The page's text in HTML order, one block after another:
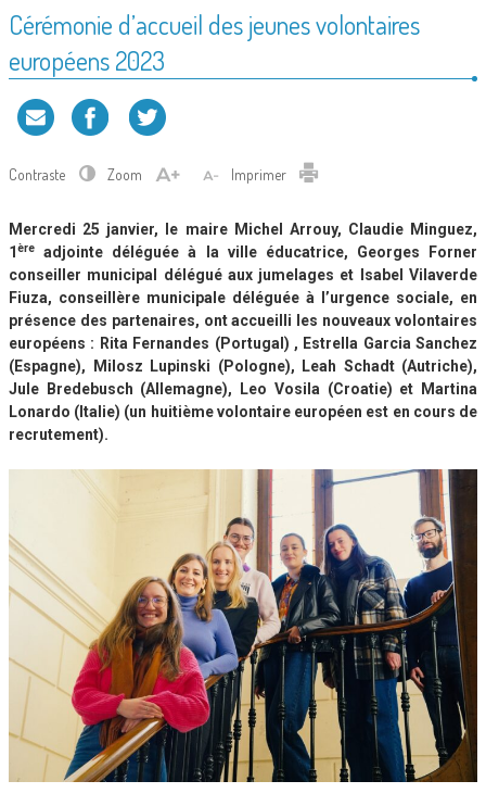
Cérémonie d’accueil des jeunes volontaires
européens 2023
Contraste Zoom Imprimer
Mercredi 25 janvier, le maire Michel Arrouy, Claudie Minguez,
1 ère
adjointe déléguée à la ville éducatrice, Georges Forner
conseiller municipal délégué aux jumelages et Isabel Vilaverde
Fiuza, conseillère municipale déléguée à l’urgence sociale, en
présence des partenaires, ont accueilli les nouveaux volontaires
européens : Rita Fernandes (Portugal) , Estrella Garcia Sanchez
(Espagne), Milosz Lupinski (Pologne), Leah Schadt (Autriche),
Jule Bredebusch (Allemagne), Leo Vosila (Croatie) et Martina
Lonardo (Italie) (un huitième volontaire européen est en cours de
recrutement).